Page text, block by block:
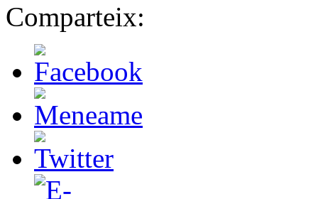
Comparteix: